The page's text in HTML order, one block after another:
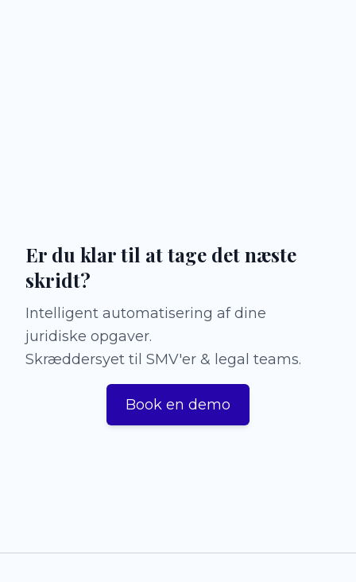
Er du klar til at tage det næste
skridt?
Intelligent automatisering af dine
juridiske opgaver.
Skræddersyet til SMV'er & legal teams.
Book en demo